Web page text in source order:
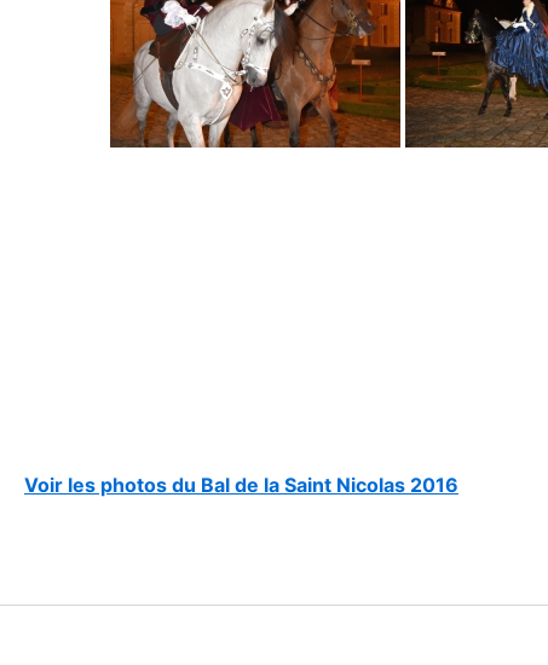
Voir les photos du Bal de la Saint Nicolas 2016